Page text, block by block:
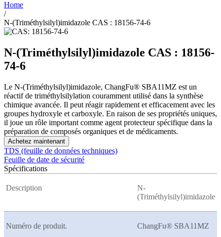
Home
/
N-(Triméthylsilyl)imidazole CAS : 18156-74-6
N-(Triméthylsilyl)imidazole CAS : 18156-
74-6
Le N-(Triméthylsilyl)imidazole, ChangFu® SBA11MZ est un
réactif de triméthylsilylation couramment utilisé dans la synthèse
chimique avancée. Il peut réagir rapidement et efficacement avec les
groupes hydroxyle et carboxyle. En raison de ses propriétés uniques,
il joue un rôle important comme agent protecteur spécifique dans la
préparation de composés organiques et de médicaments.
Achetez maintenant
TDS (feuille de données techniques)
Feuille de date de sécurité
Spécifications
Description
N-
(Triméthylsilyl)imidazole
Numéro de produit. ChangFu® SBA11MZ